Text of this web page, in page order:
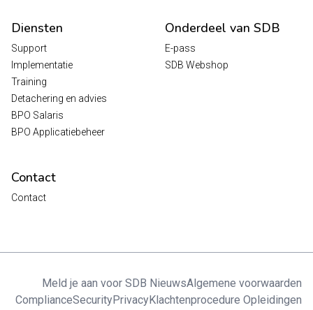
Diensten
Support
Implementatie
Training
Detachering en advies
BPO Salaris
BPO Applicatiebeheer
Onderdeel van SDB
E-pass
SDB Webshop
Contact
Contact
Meld je aan voor SDB NieuwsAlgemene voorwaarden
ComplianceSecurityPrivacyKlachtenprocedure Opleidingen